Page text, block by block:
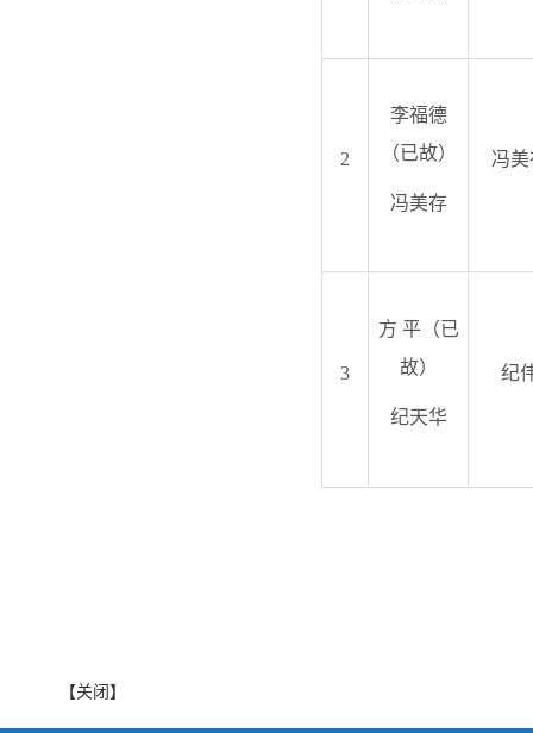
2
李福德
（已故）
冯美存
冯美
3
方 平（已
故）
纪天华
纪
【关闭】